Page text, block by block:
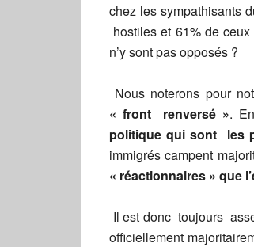
chez les sympathisants
hostiles et 61% de ceux
n’y sont pas opposés ?
Nous noterons pour
« front renversé ».
politique qui sont les
immigrés campent
« réactionnaires » que
Il est donc toujours
officiellement